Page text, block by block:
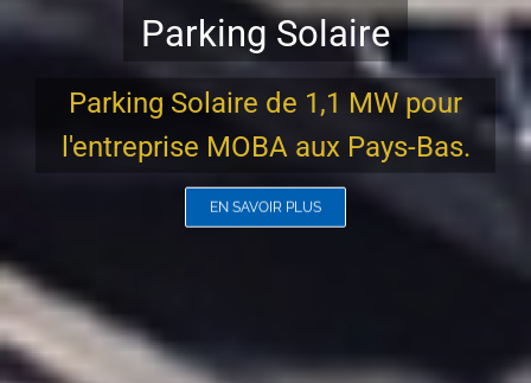
Parking solaire
Station de recharge solaire pour
véhicules électriques au Centre
Commercial La Morea, Espagne.
EN SAVOIR PLUS